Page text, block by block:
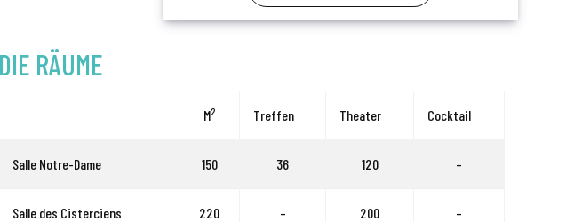
DIE RÄUME
M2 Treffen Theater Cocktail
Salle Notre-Dame 150 36 120 –
Salle des Cisterciens 220 – 200 –